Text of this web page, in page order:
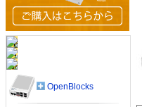
OpenBlocks